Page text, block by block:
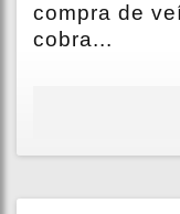
compra de
cobra...